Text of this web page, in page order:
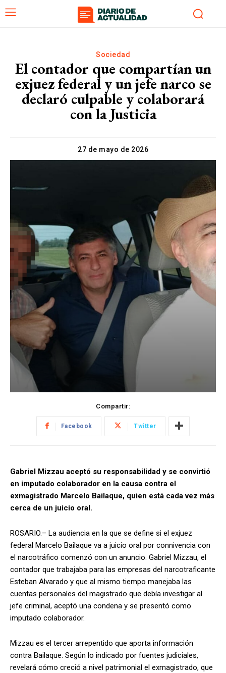
Sociedad
El contador que compartían un
exjuez federal y un jefe narco se
declaró culpable y colaborará
con la Justicia
27 de mayo de 2026
Compartir:
Facebook Twitter
Gabriel Mizzau aceptó su responsabilidad y se convirtió
en imputado colaborador en la causa contra el
exmagistrado Marcelo Bailaque, quien está cada vez más
cerca de un juicio oral.
ROSARIO.– La audiencia en la que se define si el exjuez
federal Marcelo Bailaque va a juicio oral por connivencia con
el narcotráfico comenzó con un anuncio. Gabriel Mizzau, el
contador que trabajaba para las empresas del narcotraficante
Esteban Alvarado y que al mismo tiempo manejaba las
cuentas personales del magistrado que debía investigar al
jefe criminal, aceptó una condena y se presentó como
imputado colaborador.
Mizzau es el tercer arrepentido que aporta información
contra Bailaque. Según lo indicado por fuentes judiciales,
revelará cómo creció a nivel patrimonial el exmagistrado, que